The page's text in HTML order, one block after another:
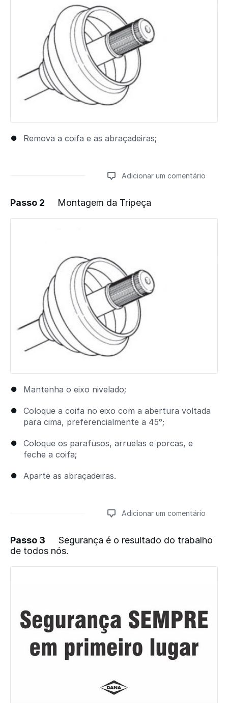
Remova a coifa e as abraçadeiras;
Adicionar um comentário
Adicionar um comentário
Passo 2 Montagem da Tripeça
Mantenha o eixo nivelado;
Coloque a coifa no eixo com a abertura voltada
para cima, preferencialmente a 45°;
Coloque os parafusos, arruelas e porcas, e
feche a coifa;
Aparte as abraçadeiras.
Adicionar um comentário
Passo 3
Segurança é o resultado do trabalho
de todos nós.